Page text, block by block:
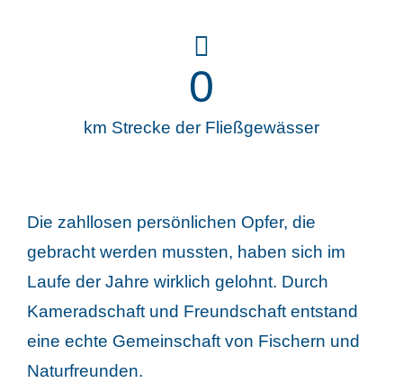
0
km Strecke der Fließgewässer
Die zahllosen persönlichen Opfer, die
gebracht werden mussten, haben sich im
Laufe der Jahre wirklich gelohnt. Durch
Kameradschaft und Freundschaft entstand
eine echte Gemeinschaft von Fischern und
Naturfreunden.